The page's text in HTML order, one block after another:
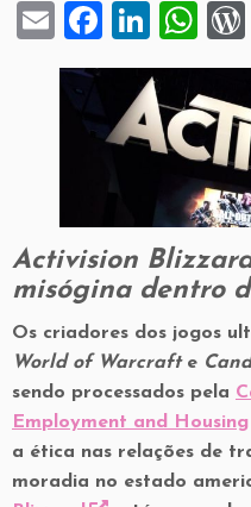
E
m
ai
F
a
e
o
k
Li
n
k
e
n
W
h
at
s
A
p
p
Activision
misógina dentro
Os criadores dos jogos
World of Warcrafte
sendo processados pela
Employment and Housing
a ética nas relações de
moradia no estado